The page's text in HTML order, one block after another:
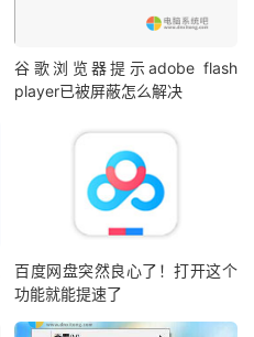
谷歌浏览器提示adobe flash
player已被屏蔽怎么解决
百度网盘突然良心了！打开这个
功能就能提速了